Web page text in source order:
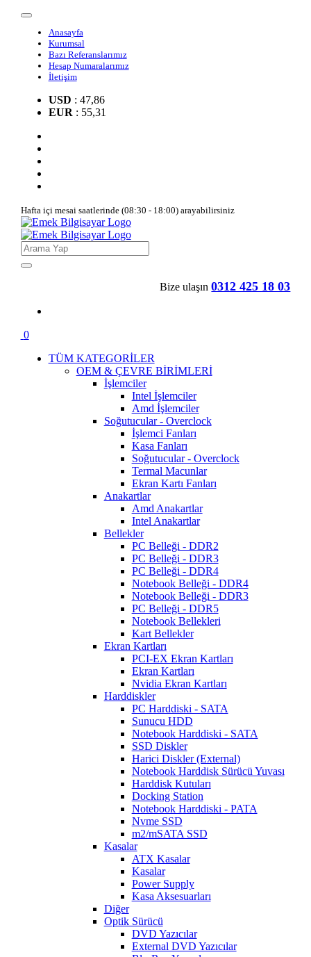
Anasayfa
Kurumsal
Bazı Referanslarımız
Hesap Numaralarımız
İletişim
USD : 47,86
EUR : 55,31
Hafta içi mesai saatlerinde (08:30 - 18:00) arayabilirsiniz
Bize ulaşın 0312 425 18 03
0
TÜM KATEGORİLER
OEM & ÇEVRE BİRİMLERİ
İşlemciler
Intel İşlemciler
Amd İşlemciler
Soğutucular - Overclock
İşlemci Fanları
Kasa Fanları
Soğutucular - Overclock
Termal Macunlar
Ekran Kartı Fanları
Anakartlar
Amd Anakartlar
Intel Anakartlar
Bellekler
PC Belleği - DDR2
PC Belleği - DDR3
PC Belleği - DDR4
Notebook Belleği - DDR4
Notebook Belleği - DDR3
PC Belleği - DDR5
Notebook Bellekleri
Kart Bellekler
Ekran Kartları
PCI-EX Ekran Kartları
Ekran Kartları
Nvidia Ekran Kartları
Harddiskler
PC Harddiski - SATA
Sunucu HDD
Notebook Harddiski - SATA
SSD Diskler
Harici Diskler (External)
Notebook Harddisk Sürücü Yuvası
Harddisk Kutuları
Docking Station
Notebook Harddiski - PATA
Nvme SSD
m2/mSATA SSD
Kasalar
ATX Kasalar
Kasalar
Power Supply
Kasa Aksesuarları
Diğer
Optik Sürücü
DVD Yazıcılar
External DVD Yazıcılar